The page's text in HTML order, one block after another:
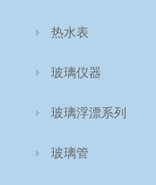
热水表
玻璃仪器
玻璃浮漂系列
玻璃管